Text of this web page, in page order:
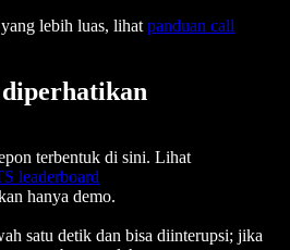
lebih luas, lihat panduan call
terbentuk di sini. Lihat
leaderboard
hanya demo.
satu detik dan bisa diinterupsi; jika